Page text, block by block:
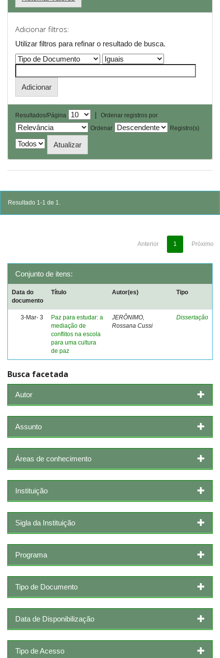
Adicionar filtros:
Utilizar filtros para refinar o resultado de busca.
Resultados/Página |
Ordenar registros por
Ordenar
Registro(s)
Resultado 1-1 de 1.
Anterior 1 Próximo
Conjunto de itens:
Data do
documento
Título Autor(es) Tipo
3-Mar- 3
Paz para estudar: a
mediação de
conflitos na escola
para uma cultura
de paz
JERÔNIMO,
Rossana Cussi
Dissertação
Busca facetada
Autor
Assunto
Áreas de conhecimento
Instituição
Sigla da Instituição
Programa
Tipo de Documento
Data de Disponibilização
Tipo de Acesso